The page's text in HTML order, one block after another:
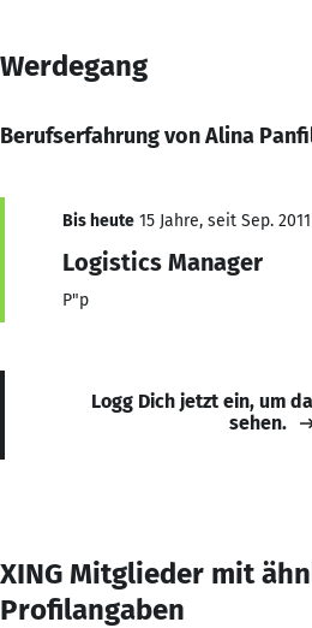
Werdegang
Berufserfahrung von Alina
Bis heute 15 Jahre, seit Sep. 2011
Logistics Manager
P"p
Logg Dich jetzt ein, um
sehen.
XING Mitglieder mit
Profilangaben